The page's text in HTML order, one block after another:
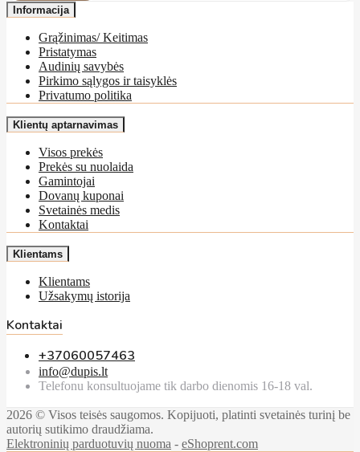
Informacija
Grąžinimas/ Keitimas
Pristatymas
Audinių savybės
Pirkimo sąlygos ir taisyklės
Privatumo politika
Klientų aptarnavimas
Visos prekės
Prekės su nuolaida
Gamintojai
Dovanų kuponai
Svetainės medis
Kontaktai
Klientams
Klientams
Užsakymų istorija
Kontaktai
+37060057463
info@dupis.lt
Telefonu konsultuojame tik darbo dienomis 16-18 val.
2026 © Visos teisės saugomos. Kopijuoti, platinti svetainės turinį be
autorių sutikimo draudžiama.
Elektroninių parduotuvių nuoma - eShoprent.com